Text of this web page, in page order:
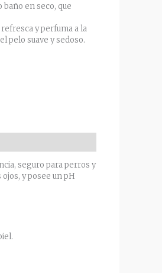
baño en seco, que
y perfuma a la
pelo suave y sedoso.
seguro para perros y
y posee un pH